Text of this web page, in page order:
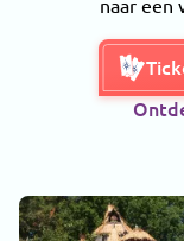
naar een